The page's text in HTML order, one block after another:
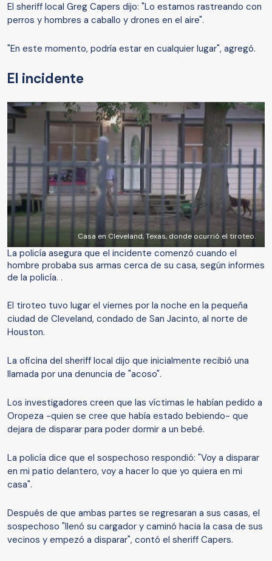
El sheriff local Greg Capers dijo: "Lo estamos rastreando con
perros y hombres a caballo y drones en el aire".
"En este momento, podría estar en cualquier lugar", agregó.
El incidente
Casa en Cleveland, Texas, donde ocurrió el tiroteo.
La policía asegura que el incidente comenzó cuando el
hombre probaba sus armas cerca de su casa, según informes
de la policía. .
El tiroteo tuvo lugar el viernes por la noche en la pequeña
ciudad de Cleveland, condado de San Jacinto, al norte de
Houston.
La oficina del sheriff local dijo que inicialmente recibió una
llamada por una denuncia de "acoso".
Los investigadores creen que las víctimas le habían pedido a
Oropeza -quien se cree que había estado bebiendo- que
dejara de disparar para poder dormir a un bebé.
La policía dice que el sospechoso respondió: "Voy a disparar
en mi patio delantero, voy a hacer lo que yo quiera en mi
casa".
Después de que ambas partes se regresaran a sus casas, el
sospechoso "llenó su cargador y caminó hacia la casa de sus
vecinos y empezó a disparar", contó el sheriff Capers.